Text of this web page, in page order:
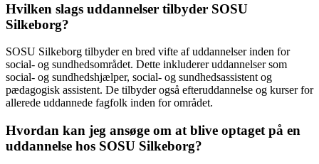
Hvilken slags uddannelser tilbyder SOSU
Silkeborg?
SOSU Silkeborg tilbyder en bred vifte af uddannelser inden for
social- og sundhedsområdet. Dette inkluderer uddannelser som
social- og sundhedshjælper, social- og sundhedsassistent og
pædagogisk assistent. De tilbyder også efteruddannelse og kurser for
allerede uddannede fagfolk inden for området.
Hvordan kan jeg ansøge om at blive optaget på en
uddannelse hos SOSU Silkeborg?